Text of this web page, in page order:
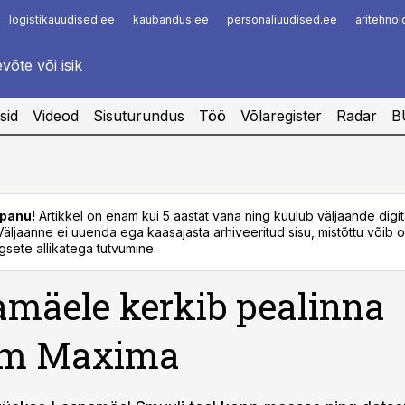
logistikauudised.ee kaubandus.ee personaliuudised.ee
Infopank
Videod Sisuturundus Töö Võlaregister Radar
Artikkel on enam kui 5 aastat vana ning kuulub väljaande
ei uuenda ega kaasajasta arhiveeritud sisu, mistõttu võib
allikatega tutvumine
kerkib pealinna
Maxima